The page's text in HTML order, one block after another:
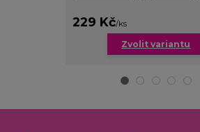
229 Kč/ks
Zvolit variantu